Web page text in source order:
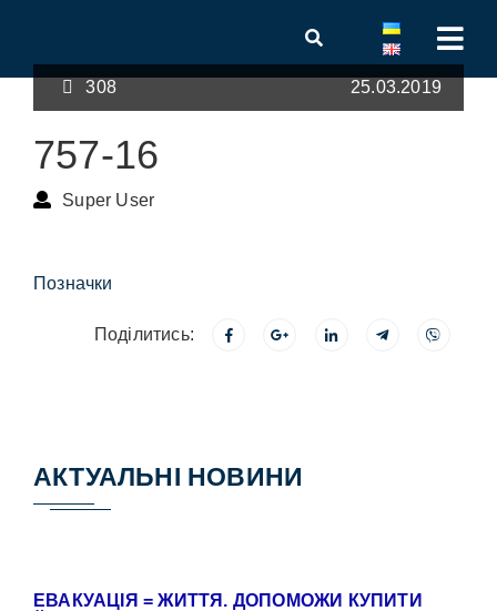
308 25.03.2019
757-16
Super User
Позначки
Поділитись:
АКТУАЛЬНІ НОВИНИ
ЕВАКУАЦІЯ = ЖИТТЯ. ДОПОМОЖИ КУПИТИ